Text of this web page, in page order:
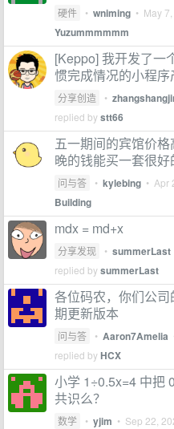
硬件 • wniming • May
Yuzummmmmm
[Keppo] 我开发了一
惯完成情况的小程序
分享创造 •
replied bystt66
五一期间的宾馆价
晚的钱能买一套很
问与答 • kylebing • Apr
Building
mdx = md+x
分享发现 • summerLast
replied bysummerLast
各位码农，你们公
期更新版本
问与答 • Aaron7Amelia
replied byHCX
小学 1÷0.5x=4 中把
共识么？
数学 • yjim • Sep 22,